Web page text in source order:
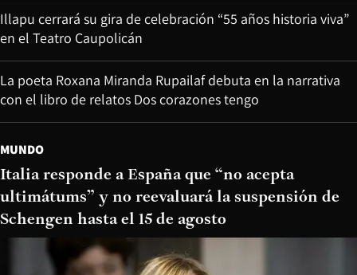
Illapu cerrará su gira de celebración “55 años historia viva”
en el Teatro Caupolicán
La poeta Roxana Miranda Rupailaf debuta en la narrativa
con el libro de relatos Dos corazones tengo
MUNDO
Italia responde a España que “no acepta
ultimátums” y no reevaluará la suspensión de
Schengen hasta el 15 de agosto